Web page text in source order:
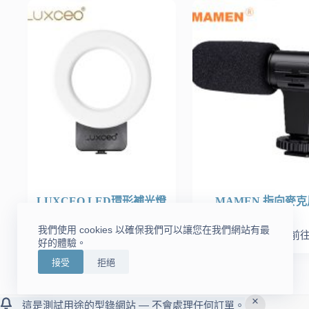
這是測試用途的型錄網站 — 不會處理任何訂單。
我們使用 cookies 以確保我們可以讓您在我們網站有最
好的體驗。
接受
拒絕
LUXCEO LED環形補光燈
NT$2,990 前往購買
MAMEN 指向麥克
NT$1,290 前